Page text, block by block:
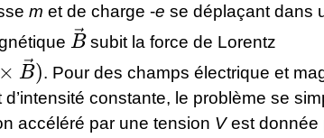
m et de charge -e se déplaçant dans
B→
subit la force de Lorentz
→×B
. Pour des champs électrique et
constante, le problème se
accéléré par une tension Vest donnée